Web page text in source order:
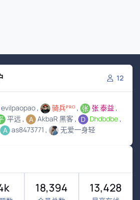
12
evilpaopao 骑兵ᴾᴿᴼ
张 泰益
平远 AkbaR 黑客
Dhdbdbe
as8473771 无爱一身轻
18,394 13,428